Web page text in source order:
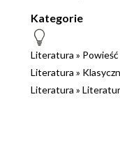
Kategorie
Literatura » Powieść
Literatura »
Literatura »